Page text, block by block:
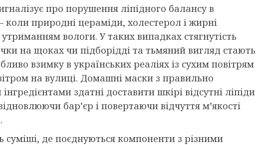
про порушення ліпідного балансу в
коли природні цераміди, холестерол і жирні
вологи. У таких випадках стягнутість
на щоках чи підборідді та тьмяний вигляд стають
взимку в українських реаліях із сухим повітрям
на вулиці. Домашні маски з правильно
здатні доставити шкірі відсутні ліпіди
бар’єр і повертаючи відчуття м’якості
де поєднуються компоненти з різними